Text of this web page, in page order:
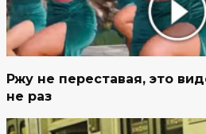
Ржу не переставая, это
не раз